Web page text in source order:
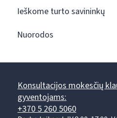
Ieškome turto savininkų
Nuorodos
Konsultacijos mokesčių
gyventojams:
+370 5 260 5060